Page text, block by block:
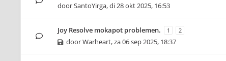
doorSantoYirga,di 28 okt 2025, 16:53
Joy Resolve mokapot problemen. 1 2
doorWarheart,za 06 sep 2025, 18:37